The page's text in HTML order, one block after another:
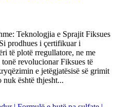
Teknologjia e Sprajit Fiksues
prodhues i çertifikuar i
të plotë rregullatore, ne me
revolucionar Fiksues të
e jetëgjatësisë së grimit
është thjesht...